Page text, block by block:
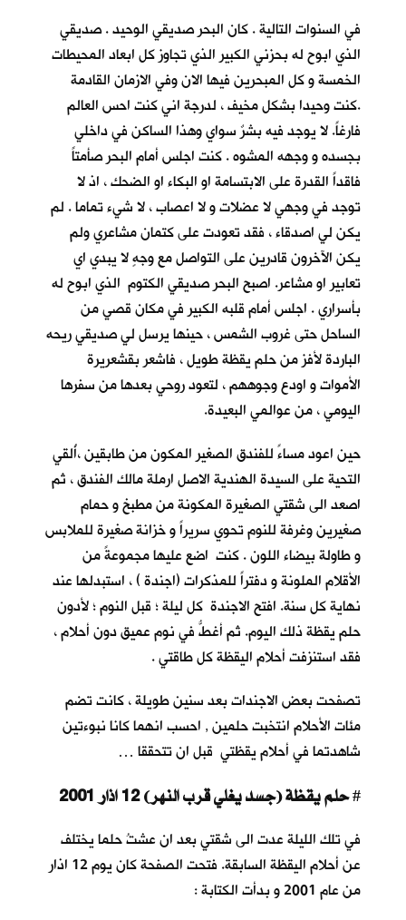
في السنوات التالية . كان البحر صديقي الوحيد . صديقي
الذي ابوح له بحزني الكبير الذي تجاوز كل ابعاد المحيطات
الخمسة و كل المبحرين فيها الان وفي الازمان القادمة
.كنت وحيدا بشكل مخيف ، لدرجة اني كنت احس العالم
فارغاً. لا يوجد فيه بشرٌ سواي وهذا الساكن في داخلي
بجسده و وجهه المشوه . كنت اجلس أمام البحر صأمتاً
فاقداً القدرة على الابتسامة او البكاء او الضحك ، اذ لا
توجد في وجهي لا عضلات و لا اعصاب ، لا شيء تماما . لم
يكن لي اصدقاء ، فقد تعودت على كتمان مشاعري ولم
يكن الآخرون قادرين على التواصل مع وجهٍ لا يبدي اي
تعابير او مشاعر. اصبح البحر صديقي الكتوم الذي ابوح له
بأسراري . اجلس أمام قلبه الكبير في مكان قصي من
الساحل حتى غروب الشمس ، حينها يرسل لي صديقي ريحه
الباردة لأفز من حلم يقظة طويل ، فاشعر بقشعريرة
الأموات و اودع وجوههم ، لتعود روحي بعدها من سفرها
اليومي ، من عوالمي البعيدة.
حين اعود مساءً للفندق الصغير المكون من طابقين ،أُلقي
التحية على السيدة الهندية الاصل ارملة مالك الفندق ، ثم
اصعد الى شقتي الصغيرة المكونة من مطبخ و حمام
صغيرين وغرفة للنوم تحوي سريراً و خزانة صغيرة للملابس
و طاولة بيضاء اللون . كنت اضع عليها مجموعةً من
الأقلام الملونة و دفتراً للمذكرات (اجندة ) ، استبدلها عند
نهاية كل سنة. افتح الاجندة كل ليلة ؛ قبل النوم ؛ لأدون
حلم يقظة ذلك اليوم. ثم أغطُّ في نوم عميق دون أحلام ،
فقد استنزفت أحلام اليقظة كل طاقتي .
تصفحت بعض الاجندات بعد سنين طويلة ، كانت تضم
مئات الأحلام انتخبت حلمين , احسب انهما كانا نبوءتين
شاهدتما في أحلام يقظتي قبل ان تتحققا …
#حلم يقظة (جسد يغلي قرب النهر) 12 اذار 2001
في تلك الليلة عدت الى شقتي بعد ان عشتُ حلما يختلف
عن أحلام اليقظة السابقة. فتحت الصفحة كان يوم 12 اذار
من عام 2001 و بدأت الكتابة :